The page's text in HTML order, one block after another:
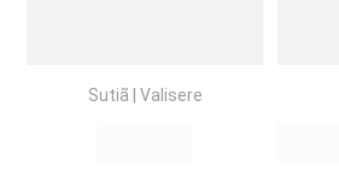
Sutiã Valisere